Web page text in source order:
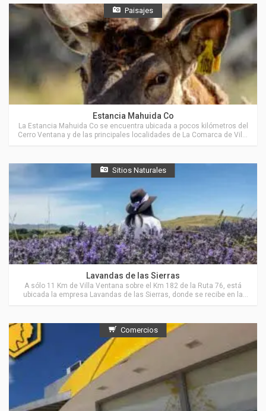
Paisajes
Actividades en Villa Ventana
Estancia Mahuida Co
La Estancia Mahuida Co se encuentra ubicada a pocos kilómetros del
Cerro Ventana y de las principales localidades de La Comarca de Villa
Sitios Naturales
Actividades en Villa Ventana
Lavandas de las Sierras
A sólo 11 Km de Villa Ventana sobre el Km 182 de la Ruta 76, está
ubicada la empresa Lavandas de las Sierras, donde se recibe en la
parte del campo, sus sierras, valles y arroyos.
Comercios